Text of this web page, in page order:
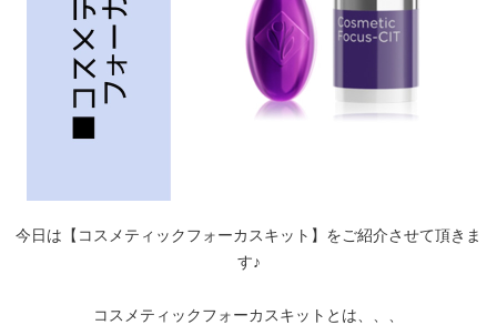
今日は【コスメティックフォーカスキット】をご紹介させて頂きま
す♪
コスメティックフォーカスキットとは、、、